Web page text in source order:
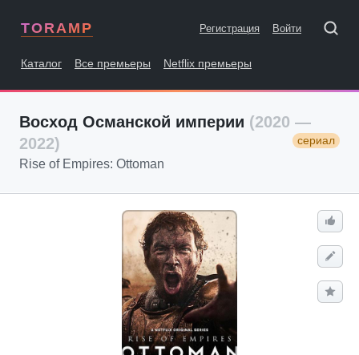
TORAMP Регистрация Войти
Каталог Все премьеры Netflix премьеры
Восход Османской империи (2020 —
2022)
сериал
Rise of Empires: Ottoman